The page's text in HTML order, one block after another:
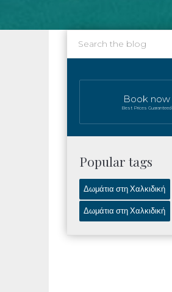
Book now
Best Prices Guaranteed
Popular tags
Δωμάτια στη Χαλκιδική
Δωμάτια στη Χαλκιδική